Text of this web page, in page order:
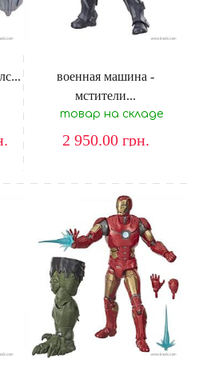
военная машина -
мстители...
товар на складе
2 950.00 грн.